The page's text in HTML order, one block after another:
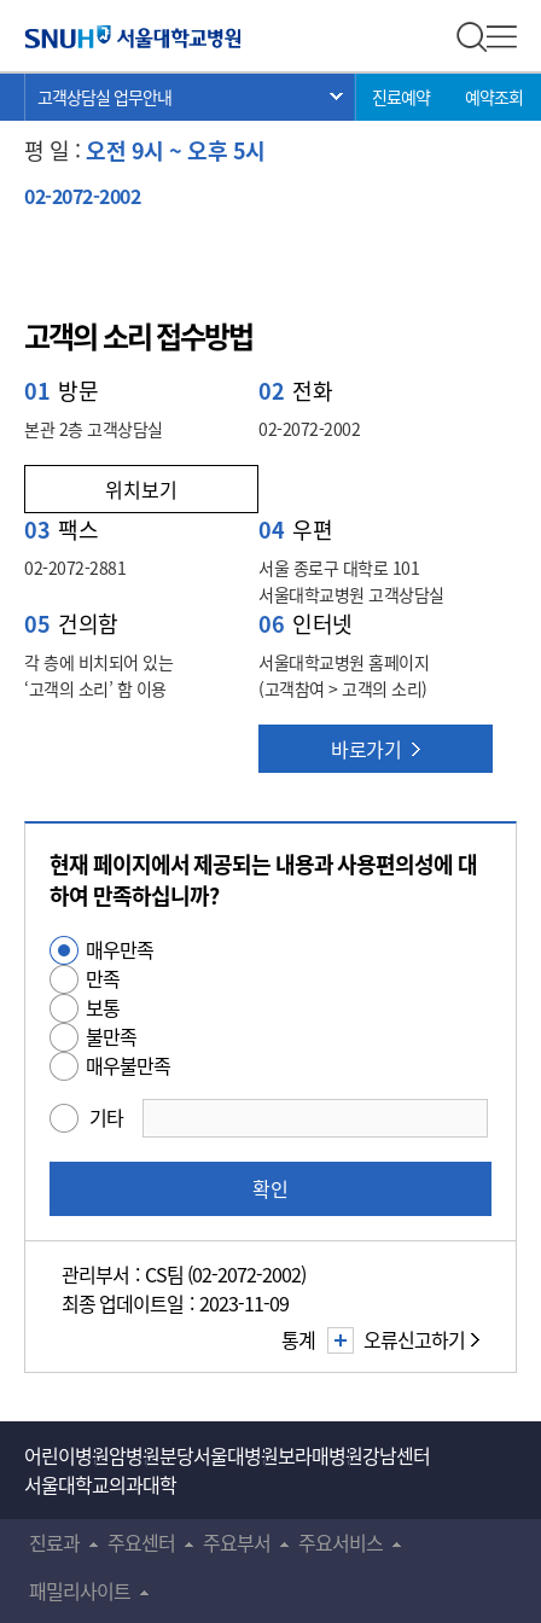
전체 검
현
재
위
고객상담실 업무안내 서브 메뉴 목록 열기
진료예약 예약조회
고객상담실 업무안내
고객상담실 방문 및 전화상담 시간
평 일 :오전 9시 ~ 오후 5시
02-2072-2002
고객의 소리 접수방법
01 방문
본관 2층 고객상담실
위치보기
02 전화
02-2072-2002
03 팩스
02-2072-2881
04 우편
서울 종로구 대학로 101
서울대학교병원 고객상담실
05 건의함
각 층에 비치되어 있는
‘고객의 소리’ 함 이용
06 인터넷
서울대학교병원 홈페이지
(고객참여 > 고객의 소리)
바로가기
현재 페이지에서 제공되는 내용과 사용편의성에 대
하여 만족하십니까?
사
용
편
의
성
족
사
매우만족
만족
보통
불만족
매우불만족
기타
확인
관리부서 : CS팀 (02-2072-2002)
최종 업데이트일 : 2023-11-09
오류신고하기
통계
어린이병원암병원분당서울대병원보라매병원강남센터
서울대학교의과대학
진료과
주요센터 주요부서
주요서비스
패밀리사이트